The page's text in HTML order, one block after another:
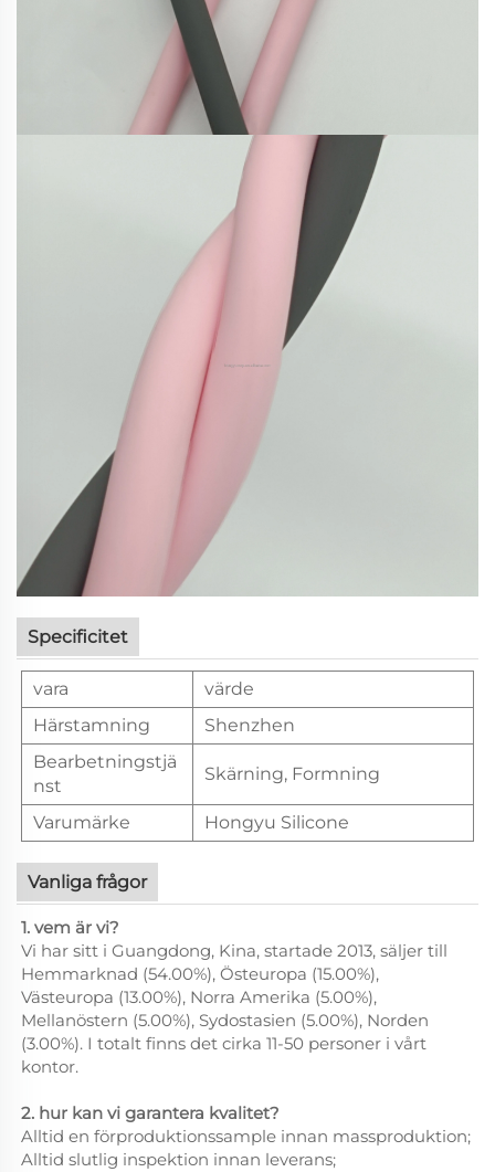
Specificitet
vara
värde
Härstamning
Shenzhen
Bearbetningstjä
nst
Skärning, Formning
Varumärke Hongyu Silicone
Vanliga frågor
1. vem är vi?
Vi har sitt i Guangdong, Kina, startade 2013, säljer till
Hemmarknad (54.00%), Östeuropa (15.00%),
Västeuropa (13.00%), Norra Amerika (5.00%),
Mellanöstern (5.00%), Sydostasien (5.00%), Norden
(3.00%). I totalt finns det cirka 11-50 personer i vårt
kontor.
2. hur kan vi garantera kvalitet?
Alltid en förproduktionssample innan massproduktion;
Alltid slutlig inspektion innan leverans;